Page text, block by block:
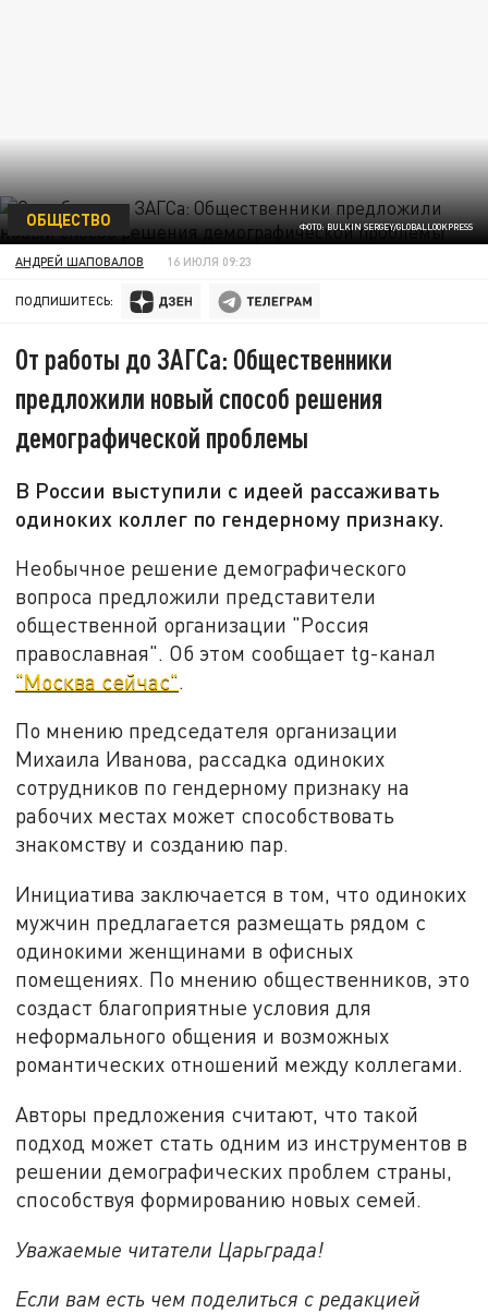
ФОТО: BULKIN SERGEY/GLOBALLOOKPRESS
ОБЩЕСТВО
АНДРЕЙ ШАПОВАЛОВ 16 ИЮЛЯ 09:23
ПОДПИШИТЕСЬ:
От работы до ЗАГСа: Общественники
предложили новый способ решения
демографической проблемы
В России выступили с идеей рассаживать
одиноких коллег по гендерному признаку.
Необычное решение демографического
вопроса предложили представители
общественной организации "Россия
православная". Об этом сообщает tg-канал
"Москва сейчас".
По мнению председателя организации
Михаила Иванова, рассадка одиноких
сотрудников по гендерному признаку на
рабочих местах может способствовать
знакомству и созданию пар.
Инициатива заключается в том, что одиноких
мужчин предлагается размещать рядом с
одинокими женщинами в офисных
помещениях. По мнению общественников, это
создаст благоприятные условия для
неформального общения и возможных
романтических отношений между коллегами.
Авторы предложения считают, что такой
подход может стать одним из инструментов в
решении демографических проблем страны,
способствуя формированию новых семей.
Уважаемые читатели Царьграда!
Если вам есть чем поделиться с редакцией